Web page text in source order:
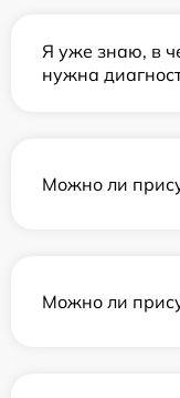
Я уже знаю, в
нужна
Можно ли
Можно ли